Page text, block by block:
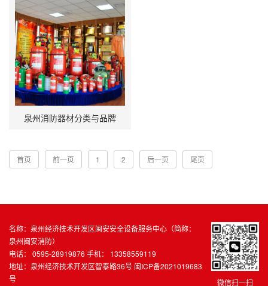
泉州消防器材分类与品牌
首页 前一页 1 2 后一页 尾页
微信扫一扫
名称：泉州经济技术开发区闽安安全设备服务中心（简称：
泉州闽安消防）
电话： 0595-28919876 手机： 13358559119
地址：泉州经济技术开发区智泰路36号 闽ICP备2021019683
号